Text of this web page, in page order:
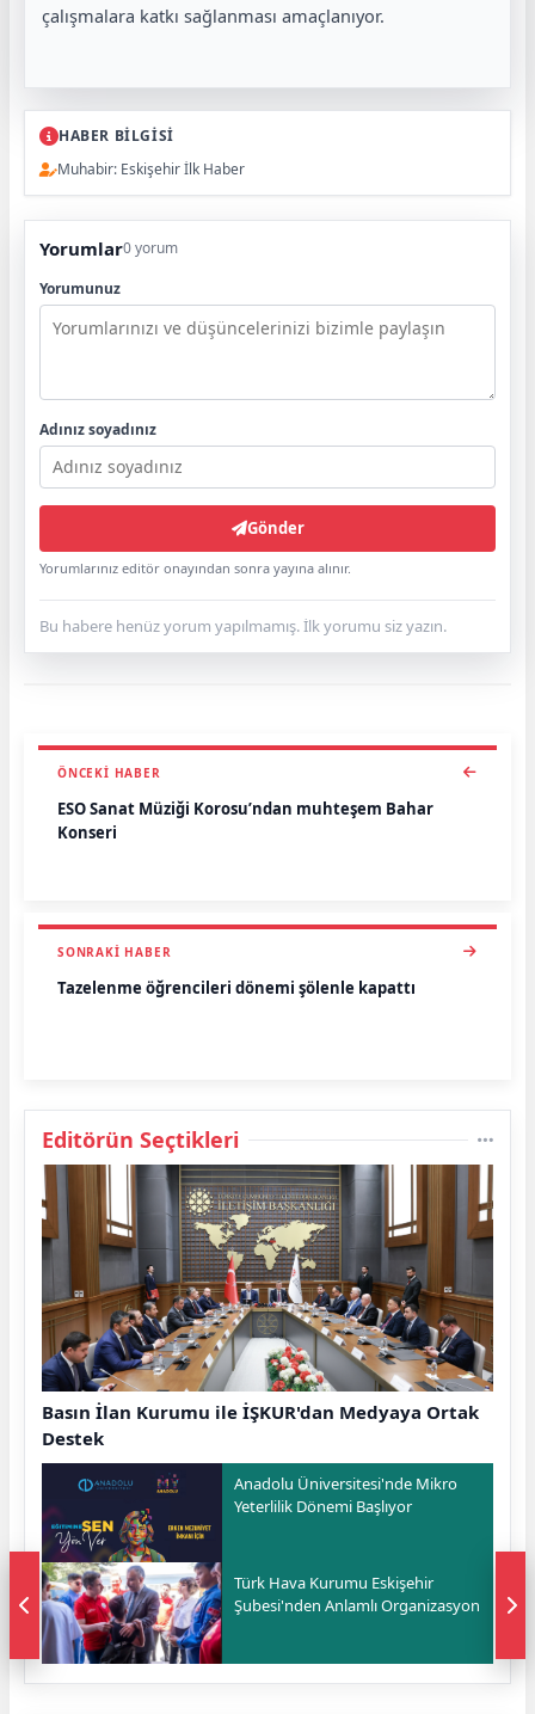
çalışmalara katkı sağlanması amaçlanıyor.
HABER BİLGİSİ
Muhabir: Eskişehir İlk Haber
Yorumlar0 yorum
Yorumunuz
Adınız soyadınız
Gönder
Yorumlarınız editör onayından sonra yayına alınır.
Bu habere henüz yorum yapılmamış. İlk yorumu siz yazın.
ÖNCEKI HABER
ESO Sanat Müziği Korosu’ndan muhteşem Bahar
Konseri
SONRAKI HABER
Tazelenme öğrencileri dönemi şölenle kapattı
Editörün Seçtikleri
Basın İlan Kurumu ile İŞKUR'dan Medyaya Ortak
Destek
Anadolu Üniversitesi'nde Mikro
Yeterlilik Dönemi Başlıyor
Türk Hava Kurumu Eskişehir
Şubesi'nden Anlamlı Organizasyon